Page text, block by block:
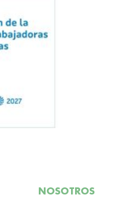
NOSOTROS